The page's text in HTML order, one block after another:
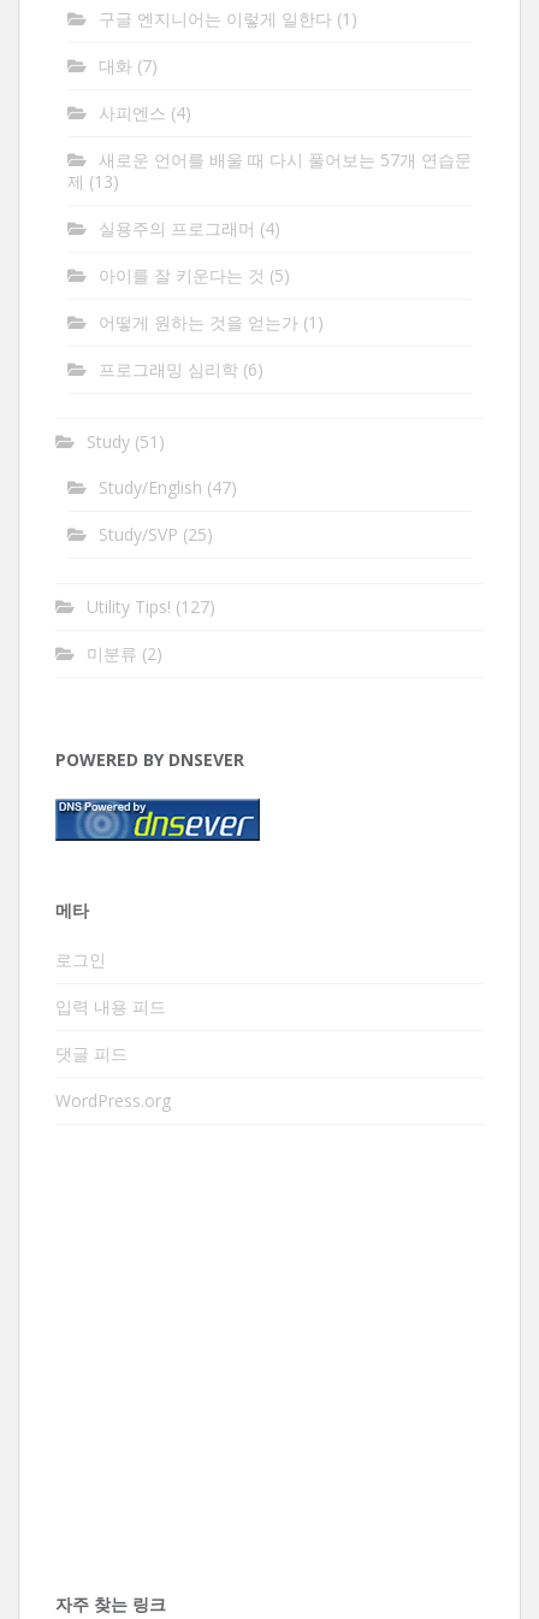
구글 엔지니어는 이렇게 일한다 (1)
대화 (7)
사피엔스 (4)
새로운 언어를 배울 때 다시 풀어보는 57개 연습문
제 (13)
실용주의 프로그래머 (4)
아이를 잘 키운다는 것 (5)
어떻게 원하는 것을 얻는가 (1)
프로그래밍 심리학 (6)
Study (51)
Study/English (47)
Study/SVP (25)
Utility Tips! (127)
미분류 (2)
POWERED BY DNSEVER
메타
로그인
입력 내용 피드
댓글 피드
WordPress.org
자주 찾는 링크